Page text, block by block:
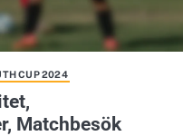
CUP 2024
Matchbesök